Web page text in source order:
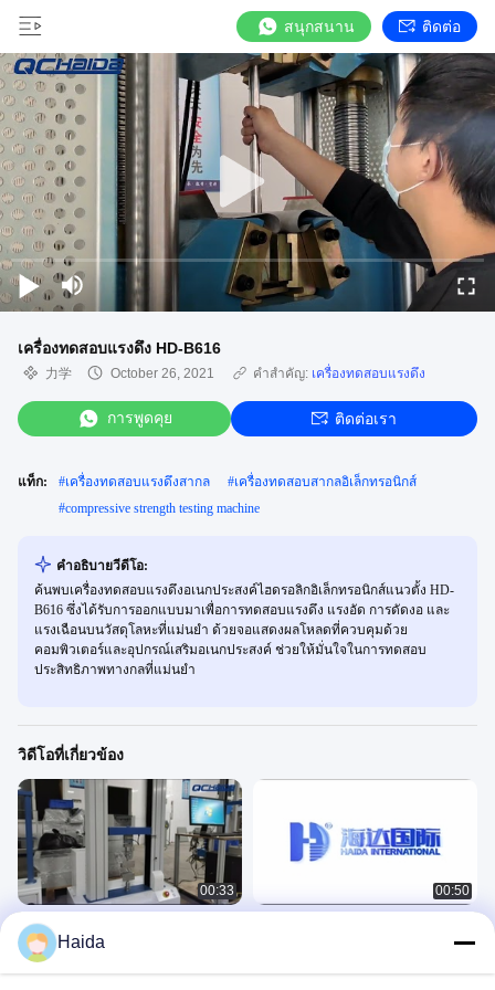
สนุกสนาน ติดต่อ
เครื่องทดสอบแรงดึง HD-B616
力学 October 26, 2021 คำสำคัญ: เครื่องทดสอบแรงดึง
การพูดคุย ติดต่อเรา
แท็ก: #เครื่องทดสอบแรงดึงสากล #เครื่องทดสอบสากลอิเล็กทรอนิกส์
#compressive strength testing machine
คําอธิบายวีดีโอ:
ค้นพบเครื่องทดสอบแรงดึงอเนกประสงค์ไฮดรอลิกอิเล็กทรอนิกส์แนวตั้ง HD-
B616 ซึ่งได้รับการออกแบบมาเพื่อการทดสอบแรงดึง แรงอัด การดัดงอ และ
แรงเฉือนบนวัสดุโลหะที่แม่นยำ ด้วยจอแสดงผลโหลดที่ควบคุมด้วย
คอมพิวเตอร์และอุปกรณ์เสริมอเนกประสงค์ ช่วยให้มั่นใจในการทดสอบ
ประสิทธิภาพทางกลที่แม่นยำ
วิดีโอที่เกี่ยวข้อง
00:33
HD-B604 เครื่องทดสอบแรงดึงแบบเสา
คู่
力学
00:50
Haida